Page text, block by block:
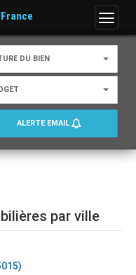
Menu
DU BIEN
ALERTE EMAIL
par ville